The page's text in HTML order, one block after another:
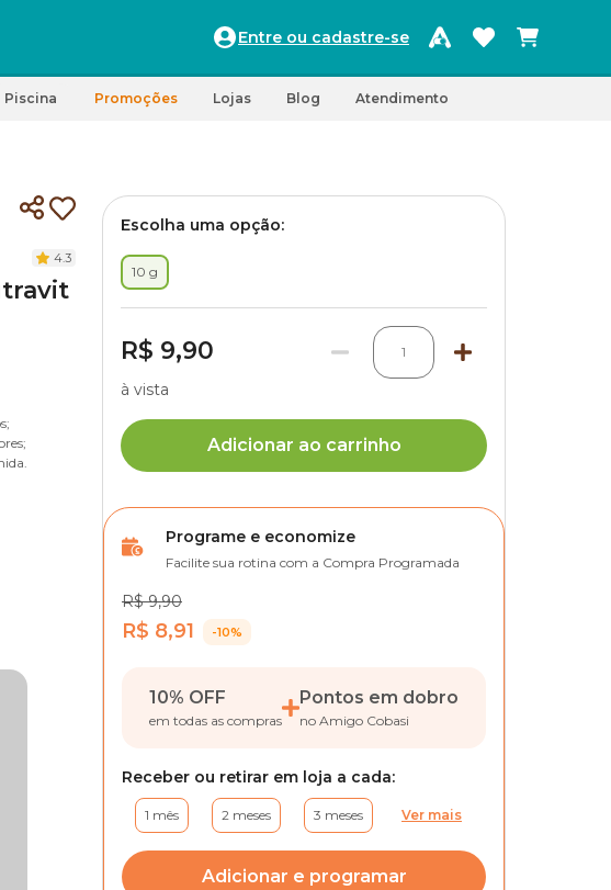
Entre ou cadastre-se
Piscina Promoções Lojas Blog Atendimento
4.3
Escolha uma opção:
10 g
R$ 9,90 1
à vista
Adicionar ao carrinho
Programe e economize
Facilite sua rotina com a Compra Programada
R$ 9,90
R$ 8,91 -10%
10% OFF
em todas as compras
Pontos em dobro
no Amigo Cobasi
Receber ou retirar em loja a cada:
1 mês 2 meses 3 meses Ver mais
Adicionar e programar